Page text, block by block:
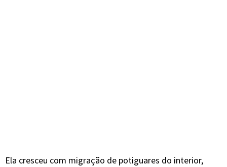
Ela cresceu com migração de potiguares do interior,